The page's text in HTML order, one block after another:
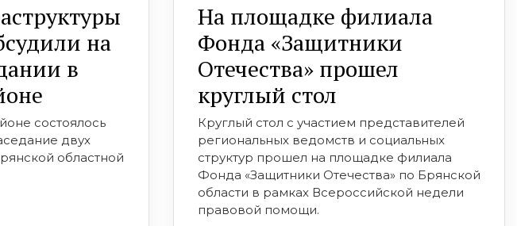
на
в
состоялось
двух
областной
На площадке филиала
Фонда «Защитники
Отечества» прошел
круглый стол
Круглый стол с участием представителей
региональных ведомств и социальных
структур прошел на площадке филиала
Фонда «Защитники Отечества» по Брянской
области в рамках Всероссийской недели
правовой помощи.